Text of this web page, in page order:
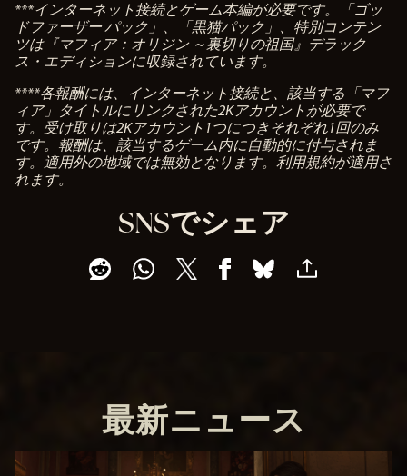
***インターネット接続とゲーム本編が必要です。「ゴッ
ドファーザー パック」、「黒猫パック」、特別コンテン
ツは『マフィア：オリジン ～裏切りの祖国』デラック
ス・エディションに収録されています。
****各報酬には、インターネット接続と、該当する「マフ
ィア」タイトルにリンクされた2Kアカウントが必要で
す。受け取りは2Kアカウント1つにつきそれぞれ1回のみ
です。報酬は、該当するゲーム内に自動的に付与されま
す。適用外の地域では無効となります。利用規約が適用さ
れます。
SNSでシェア
最新ニュース